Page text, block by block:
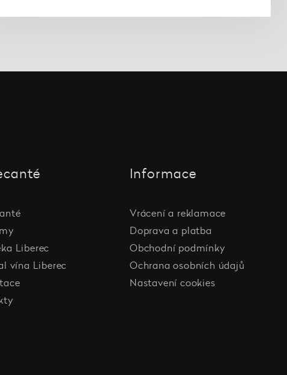
Liberec
vína Liberec
Informace
Vrácení a reklamace
Doprava a platba
Obchodní podmínky
Ochrana osobních údajů
Nastavení cookies